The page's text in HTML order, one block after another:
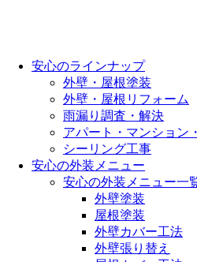
安心のラインナップ
外壁・屋根塗装
外壁・屋根リフォーム
雨漏り調査・解決
アパート・マンション
シーリング工事
安心の外装メニュー
安心の外装メニュー一
外壁塗装
屋根塗装
外壁カバー工法
外壁張り替え